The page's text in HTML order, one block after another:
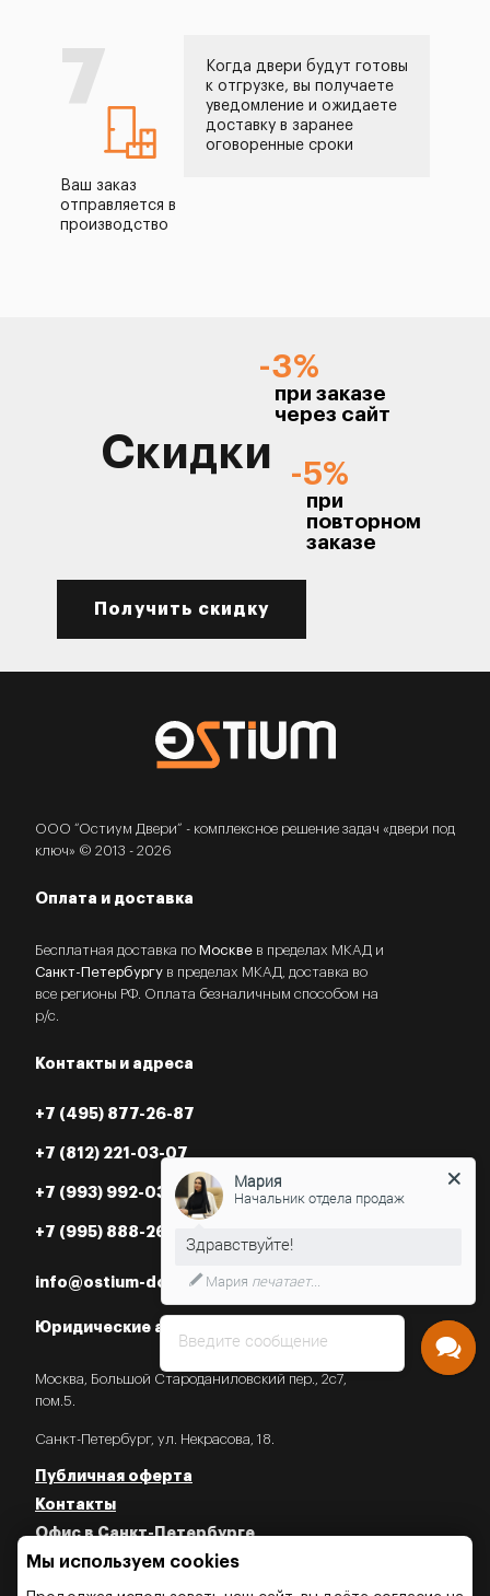
7
Ваш заказ
отправляется в
производство
Когда двери будут готовы
к отгрузке, вы получаете
уведомление и ожидаете
доставку в заранее
оговоренные сроки
Скидки
-3%
при заказе
через сайт
-5%
при
повторном
заказе
Получить скидку
ООО “Остиум Двери” - комплексное решение задач «двери под
ключ» © 2013 - 2026
Оплата и доставка
Бесплатная доставка по Москве в пределах МКАД и
Санкт-Петербургу в пределах МКАД, доставка во
все регионы РФ. Оплата безналичным способом на
р/с.
Контакты и адреса
+7 (495) 877-26-87
+7 (812) 221-03-07
+7 (993) 992-03-07
+7 (995) 888-26-87
info@ostium-doors.ru
Юридические адреса в РФ
Москва, Большой Староданиловский пер., 2с7,
пом.5.
Санкт-Петербург, ул. Некрасова, 18.
Публичная оферта
Контакты
Офис в Санкт-Петербурге
Политика конфиденциальности
Политика об использовании Cookies
Мы используем cookies
Введите сообщение
Мария
Начальник отдела продаж